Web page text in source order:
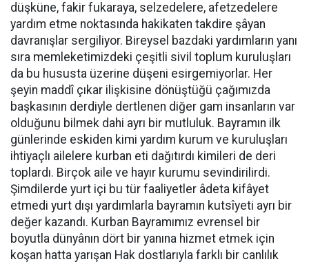
düşküne, fakir fukaraya, selzedelere, afetzedelere
yardım etme noktasında hakikaten takdire şâyan
davranışlar sergiliyor. Bireysel bazdaki yardımların yanı
sıra memleketimizdeki çeşitli sivil toplum kuruluşları
da bu hususta üzerine düşeni esirgemiyorlar. Her
şeyin maddî çıkar ilişkisine dönüştüğü çağımızda
başkasının derdiyle dertlenen diğer gam insanların var
olduğunu bilmek dahi ayrı bir mutluluk. Bayramın ilk
günlerinde eskiden kimi yardım kurum ve kuruluşları
ihtiyaçlı ailelere kurban eti dağıtırdı kimileri de deri
toplardı. Birçok aile ve hayır kurumu sevindirilirdi.
Şimdilerde yurt içi bu tür faaliyetler âdeta kifâyet
etmedi yurt dışı yardımlarla bayramın kutsîyeti ayrı bir
değer kazandı. Kurban Bayramımız evrensel bir
boyutla dünyânın dört bir yanına hizmet etmek için
koşan hatta yarışan Hak dostlarıyla farklı bir canlılık